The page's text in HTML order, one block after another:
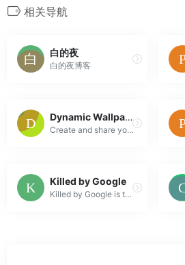
相关导航
白的夜
白的夜博客
Dynamic Wallpaper Club
Create and share your own Dynamic Wallpapers for macOS
Killed by Google
Killed by Google is the open source list of dead Google products, services, and devices. It serves as a tribute and memorial of beloved services and p...